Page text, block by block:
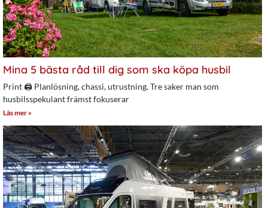
Mina 5 bästa råd till dig som ska köpa husbil
Print 🖨 Planlösning, chassi, utrustning. Tre saker man som
husbilsspekulant främst fokuserar
Läs mer »